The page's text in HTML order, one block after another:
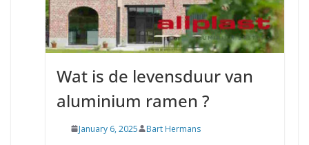
Wat is de levensduur van
aluminium ramen ?
January 6, 2025 Bart Hermans